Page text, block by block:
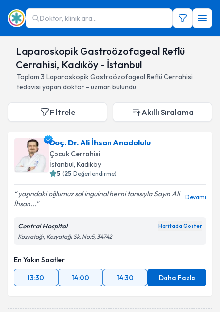
Doktor, klinik ara...
Laparoskopik Gastroözofageal Reflü
Cerrahisi, Kadıköy - İstanbul
Toplam 3 Laparoskopik Gastroözofageal Reflü Cerrahisi
tedavisi yapan doktor - uzman bulundu
Filtrele Akıllı Sıralama
Doç. Dr. Ali İhsan Anadolulu
Çocuk Cerrahisi
İstanbul, Kadıköy
5 (25 Değerlendirme)
yaşındaki oğlumuz sol inguinal herni tanısıyla Sayın Ali
İhsan...
Devamı
Central Hospital Haritada Göster
Kozyatağı, Kozyatağı Sk. No:5, 34742
En Yakın Saatler
13:30
14:00 14:30 Daha Fazla